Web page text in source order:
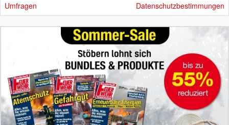
Umfragen Datenschutzbestimmungen